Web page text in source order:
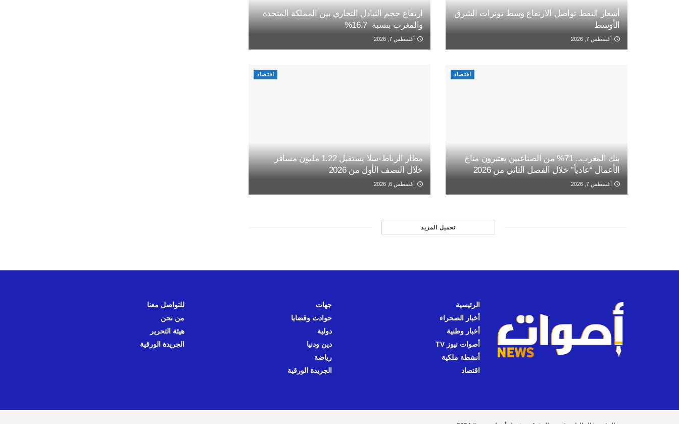
أسعار النفط تواصل الارتفاع وسط توترات الشرق
الأوسط
أغسطس 7, 2026
ارتفاع حجم التبادل التجاري بين المملكة المتحدة
والمغرب بنسبة 16.7%
أغسطس 7, 2026
اقتصاد
بنك المغرب.. 71% من الصناعيين يعتبرون مناخ
الأعمال “عادياً” خلال الفصل الثاني من 2026
أغسطس 7, 2026
اقتصاد
مطار الرباط-سلا يستقبل 1.22 مليون مسافر
خلال النصف الأول من 2026
أغسطس 6, 2026
تحميل المزيد
الرئيسية
أخبار الصحراء
أخبار وطنية
أصوات نيوز TV
أنشطة ملكية
اقتصاد
جهات
حوادث وقضايا
دولية
دين ودنيا
رياضة
الجريدة الورقية
للتواصل معنا
من نحن
هيئة التحرير
الجريدة الورقية